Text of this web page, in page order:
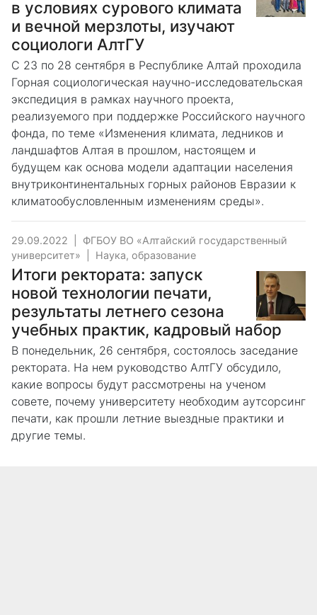
в условиях сурового климата
и вечной мерзлоты, изучают
социологи АлтГУ
С 23 по 28 сентября в Республике Алтай проходила
Горная социологическая научно-исследовательская
экспедиция в рамках научного проекта,
реализуемого при поддержке Российского научного
фонда, по теме «Изменения климата, ледников и
ландшафтов Алтая в прошлом, настоящем и
будущем как основа модели адаптации населения
внутриконтинентальных горных районов Евразии к
климатообусловленным изменениям среды».
29.09.2022
ФГБОУ ВО «Алтайский государственный
университет»
Наука, образование
Итоги ректората: запуск
новой технологии печати,
результаты летнего сезона
учебных практик, кадровый набор
В понедельник, 26 сентября, состоялось заседание
ректората. На нем руководство АлтГУ обсудило,
какие вопросы будут рассмотрены на ученом
совете, почему университету необходим аутсорсинг
печати, как прошли летние выездные практики и
другие темы.